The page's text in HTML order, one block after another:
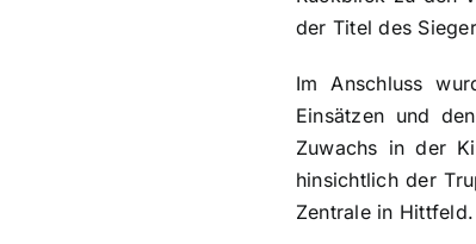
der Titel des
Im Anschluss
Einsätzen und
Zuwachs in der
hinsichtlich der
Zentrale in Hittfeld.